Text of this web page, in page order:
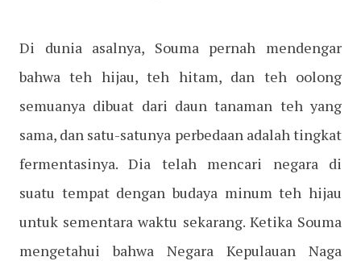
Di dunia asalnya, Souma pernah mendengar
bahwa teh hijau, teh hitam, dan teh oolong
semuanya dibuat dari daun tanaman teh yang
sama, dan satu-satunya perbedaan adalah tingkat
fermentasinya. Dia telah mencari negara di
suatu tempat dengan budaya minum teh hijau
untuk sementara waktu sekarang. Ketika Souma
mengetahui bahwa Negara Kepulauan Naga